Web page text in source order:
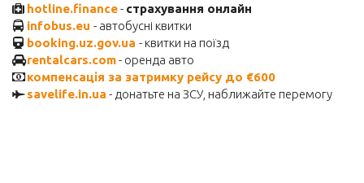
hotline.finance- страхування онлайн
infobus.eu - автобусні квитки
booking.uz.gov.ua - квитки на поїзд
rentalcars.com- оренда авто
компенсація за затримку рейсу до €600
savelife.in.ua - донатьте на ЗСУ, наближайте перемогу